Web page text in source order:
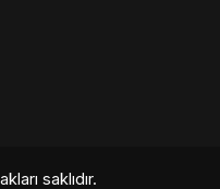
saklıdır.